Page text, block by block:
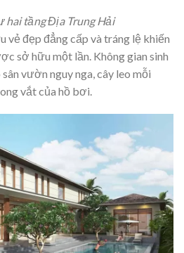
tầng Địa Trung Hải
vẻ đẹp đẳng cấp và tráng lệ khiến
sở hữu một lần. Không gian sinh
vườn nguy nga, cây leo mỗi
vắt của hồ bơi.